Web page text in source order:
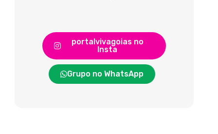
portalvivagoias no
Insta
Grupo no WhatsApp